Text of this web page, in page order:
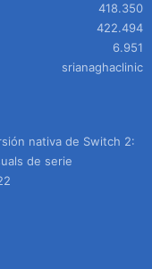
418.350
422.494
6.951
srianaghaclinic
nativa de Switch 2:
de serie